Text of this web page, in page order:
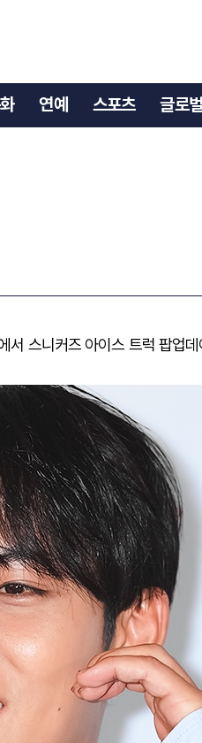
연예 스포츠 글로
스니커즈 아이스 트럭 팝업데